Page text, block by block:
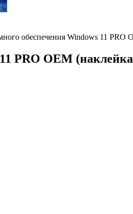
обеспечения Windows 11 PRO
PRO OEM